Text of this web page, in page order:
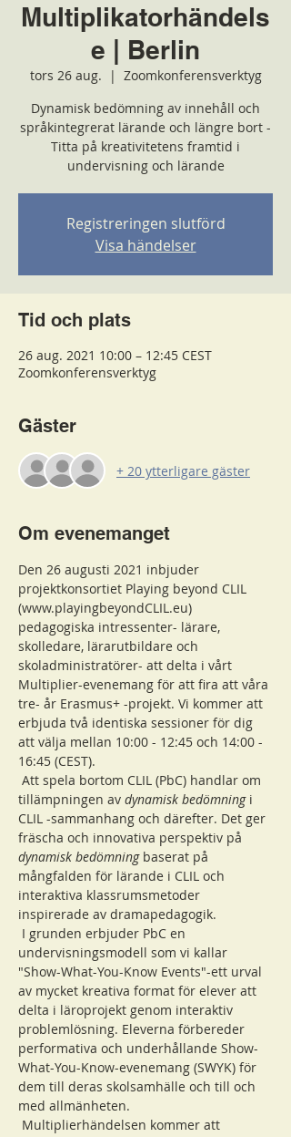
Multiplikatorhändels
e | Berlin
tors 26 aug.
  |
Zoomkonferensverktyg
Dynamisk bedömning av innehåll och
språkintegrerat lärande och längre bort -
Titta på kreativitetens framtid i
undervisning och lärande
Registreringen slutförd
Visa händelser
Tid och plats
26 aug. 2021 10:00 – 12:45 CEST
Zoomkonferensverktyg
Gäster
+ 20 ytterligare gäster
Om evenemanget
Den 26 augusti 2021 inbjuder
projektkonsortiet Playing beyond CLIL
(www.playingbeyondCLIL.eu)
pedagogiska intressenter- lärare,
skolledare, lärarutbildare och
skoladministratörer- att delta i vårt
Multiplier-evenemang för att fira att våra
tre- år Erasmus+ -projekt. Vi kommer att
erbjuda två identiska sessioner för dig
att välja mellan 10:00 - 12:45 och 14:00 -
16:45 (CEST).
tillämpningen av dynamisk bedömning i
CLIL -sammanhang och därefter. Det ger
fräscha och innovativa perspektiv på
dynamisk bedömning baserat på
mångfalden för lärande i CLIL och
interaktiva klassrumsmetoder
inspirerade av dramapedagogik.
undervisningsmodell som vi kallar
"Show-What-You-Know Events"-ett urval
av mycket kreativa format för elever att
delta i läroprojekt genom interaktiv
problemlösning. Eleverna förbereder
performativa och underhållande Show-
What-You-Know-evenemang (SWYK) för
dem till deras skolsamhälle och till och
med allmänheten.